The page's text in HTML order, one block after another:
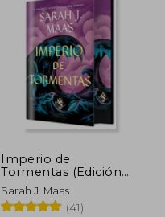
Imperio de
Tormentas (Edición
Limitada) (in Spanish)
Sarah J. Maas
(41)